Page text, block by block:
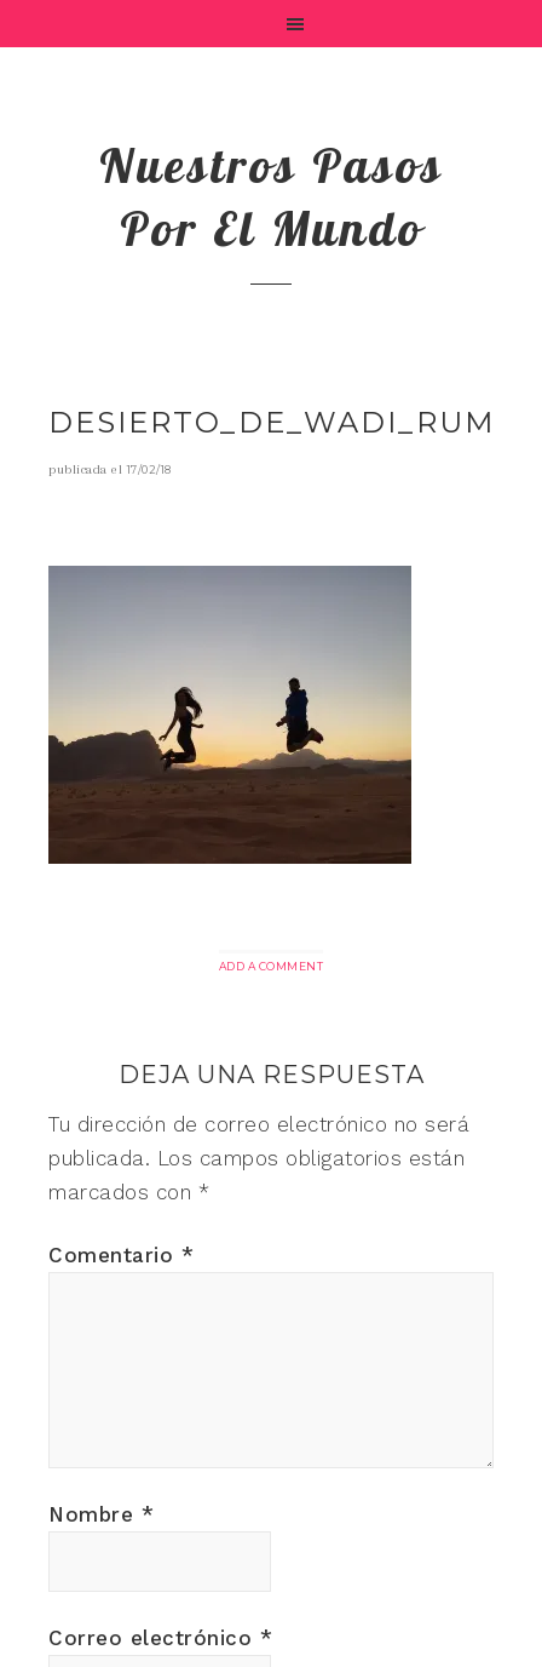
Nuestros Pasos
Por El Mundo
DESIERTO_DE_WADI_RUM
publicada el17/02/18
ADD A COMMENT
DEJA UNA RESPUESTA
Tu dirección de correo electrónico no será
publicada. Los campos obligatorios están
marcados con *
Comentario *
Nombre *
Correo electrónico *